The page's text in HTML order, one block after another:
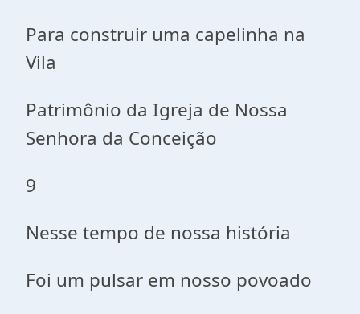
Para construir uma capelinha na
Vila
Patrimônio da Igreja de Nossa
Senhora da Conceição
9
Nesse tempo de nossa história
Foi um pulsar em nosso povoado